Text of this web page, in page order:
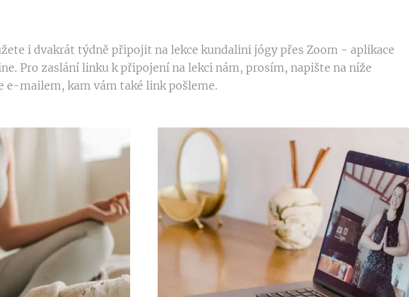
i dvakrát týdně připojit na lekce kundalini jógy přes Zoom - aplikace
Pro zaslání linku k připojení na lekci nám, prosím, napište na níže
e-mailem, kam vám také link pošleme.